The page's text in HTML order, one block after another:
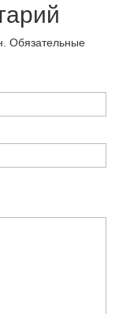
Обязательные